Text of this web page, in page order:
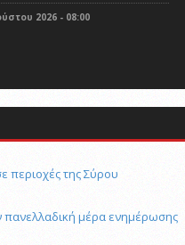
2026 - 08:00
περιοχές της Σύρου
μέρα ενημέρωσης